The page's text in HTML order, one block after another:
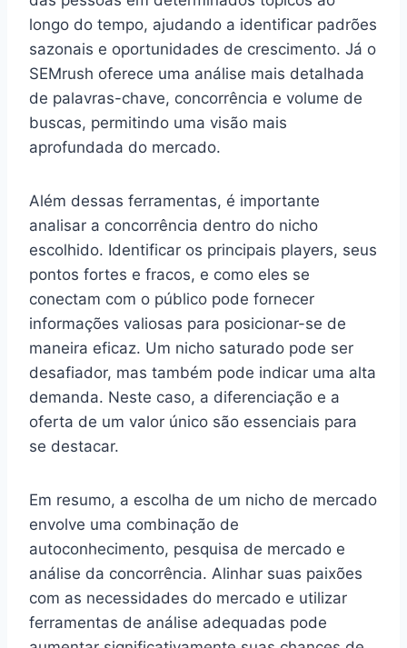
longo do tempo, ajudando a identificar padrões
sazonais e oportunidades de crescimento. Já o
SEMrush oferece uma análise mais detalhada
de palavras-chave, concorrência e volume de
buscas, permitindo uma visão mais
aprofundada do mercado.
Além dessas ferramentas, é importante
analisar a concorrência dentro do nicho
escolhido. Identificar os principais players, seus
pontos fortes e fracos, e como eles se
conectam com o público pode fornecer
informações valiosas para posicionar-se de
maneira eficaz. Um nicho saturado pode ser
desafiador, mas também pode indicar uma alta
demanda. Neste caso, a diferenciação e a
oferta de um valor único são essenciais para
se destacar.
Em resumo, a escolha de um nicho de mercado
envolve uma combinação de
autoconhecimento, pesquisa de mercado e
análise da concorrência. Alinhar suas paixões
com as necessidades do mercado e utilizar
ferramentas de análise adequadas pode